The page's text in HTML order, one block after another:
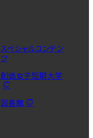
スペシャルコンテン
ツ
創価女子短期大学
図書館